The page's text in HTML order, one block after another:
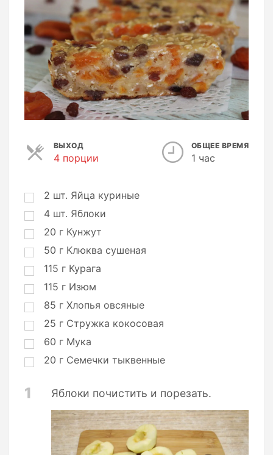
ВЫХОД
4 порции
ц
и
ОБЩЕЕ ВРЕМЯ
1 час
2 шт. Яйца куриные
4 шт. Яблоки
20 г Кунжут
50 г Клюква сушеная
115 г Курага
115 г Изюм
85 г Хлопья овсяные
25 г Стружка кокосовая
60 г Мука
20 г Семечки тыквенные
1 Яблоки почистить и порезать.